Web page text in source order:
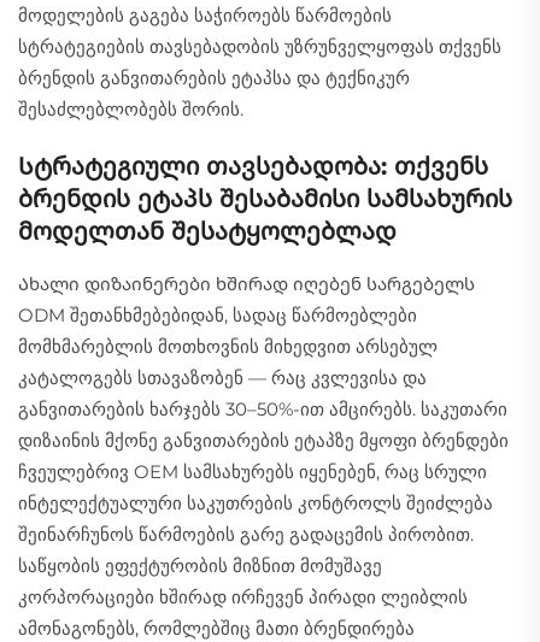
მოდელების გაგება საჭიროებს წარმოების
სტრატეგიების თავსებადობის უზრუნველყოფას თქვენს
ბრენდის განვითარების ეტაპსა და ტექნიკურ
შესაძლებლობებს შორის.
Სტრატეგიული თავსებადობა: თქვენს
ბრენდის ეტაპს შესაბამისი სამსახურის
მოდელთან შესატყოლებლად
Ახალი დიზაინერები ხშირად იღებენ სარგებელს
ODM შეთანხმებებიდან, სადაც წარმოებლები
მომხმარებლის მოთხოვნის მიხედვით არსებულ
კატალოგებს სთავაზობენ — რაც კვლევისა და
განვითარების ხარჯებს 30–50%-ით ამცირებს. საკუთარი
დიზაინის მქონე განვითარების ეტაპზე მყოფი ბრენდები
ჩვეულებრივ OEM სამსახურებს იყენებენ, რაც სრული
ინტელექტუალური საკუთრების კონტროლს შეიძლება
შეინარჩუნოს წარმოების გარე გადაცემის პირობით.
საწყობის ეფექტურობის მიზნით მომუშავე
კორპორაციები ხშირად ირჩევენ პირადი ლეიბლის
ამონაგონებს, რომლებშიც მათი ბრენდირება